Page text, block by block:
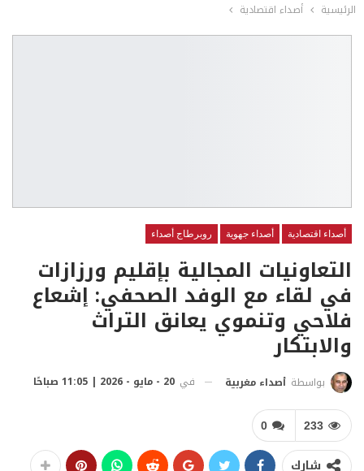
الرئيسية أصداء اقتصادية
أصداء اقتصادية أصداء جهوية روبرطاج أصداء
التعاونيات المجالية بإقليم ورزازات
في لقاء مع الوفد الصحفي: إشعاع
فلاحي وتنموي يعانق التراث
والابتكار
بواسطة أصداء مغربية في 20 - مايو - 2026 | 11:05 صباحًا
0 233
شارك